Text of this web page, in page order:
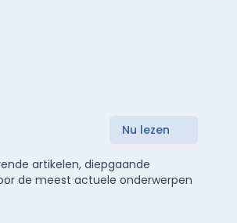
Nu lezen
artikelen, diepgaande
de meest actuele onderwerpen